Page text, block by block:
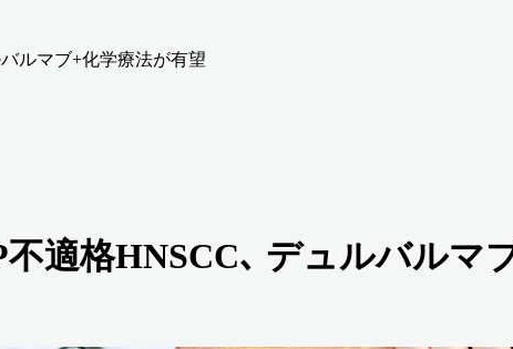
バルマブ+化学療法が有望
不適格HNSCC､ デュルバルマ